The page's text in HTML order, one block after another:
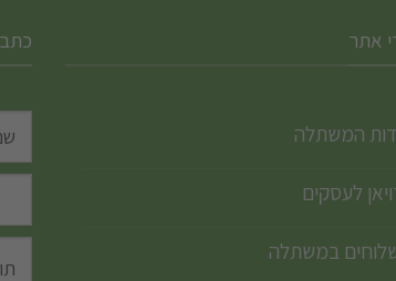
אתר
המשתלה
לעסקים
במשתלה